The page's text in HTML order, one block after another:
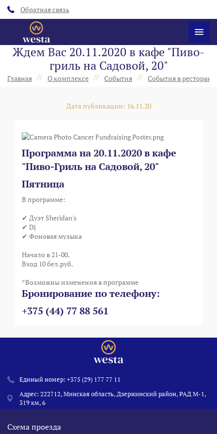
Обратная связь
Ждем Вас 20.11.2020 в кафе "Пиво-
гриль на Садовой, 20"
Главная // О комплексе // События // События в
Дата публикации: 16.11.20
Программа на 20.11.2020 в кафе
"Пиво-Гриль на Садовой, 20"
Пятница
В программе:
✔ Дуэт Sheridan's
✔ Dj
✔ Фоновая музыка
Начало в 21-00.
Вход 10 бел.руб.
*Возможны изменения в программе
Бронирование по телефону:
+375 (44) 77 88 561
Единый номер:+375 (29) 177 77 11
Адрес: 222712, Минская область, Дзержинский район, РАД М-1,
319 км, 6
Схема проезда